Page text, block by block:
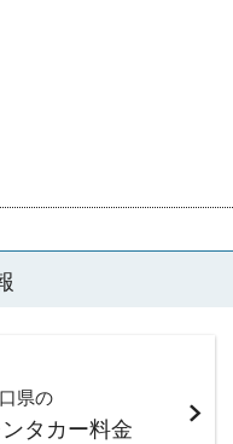
県の
タカー料金